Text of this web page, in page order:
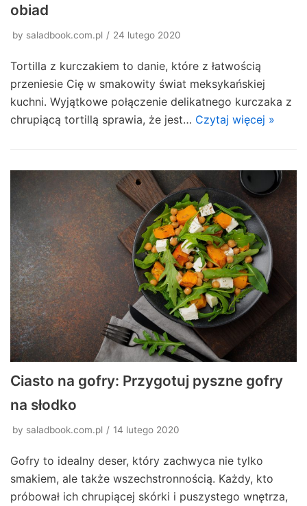
obiad
by saladbook.com.pl 24 lutego 2020
Tortilla z kurczakiem to danie, które z łatwością
przeniesie Cię w smakowity świat meksykańskiej
kuchni. Wyjątkowe połączenie delikatnego kurczaka z
chrupiącą tortillą sprawia, że jest… Czytaj więcej »
Ciasto na gofry: Przygotuj pyszne gofry
na słodko
by saladbook.com.pl 14 lutego 2020
Gofry to idealny deser, który zachwyca nie tylko
smakiem, ale także wszechstronnością. Każdy, kto
próbował ich chrupiącej skórki i puszystego wnętrza,